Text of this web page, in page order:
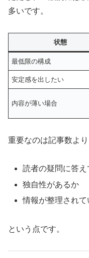
多いです。
状態
最低限の構成
安定感を出したい
内容が薄い場合
重要なのは記事数より
読者の疑問に答
独自性があるか
情報が整理されて
という点です。